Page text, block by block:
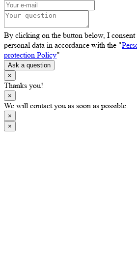
By clicking on the button below, I consent
personal data in accordance with the "
protection Policy"
Ask a question
×
Thanks you!
×
We will contact you as soon as possible.
×
×